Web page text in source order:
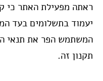
ראתה מפעילת האתר כי
יעמוד בתשלומים בעד
המשתמש הפר את תנאי
תקנון זה.